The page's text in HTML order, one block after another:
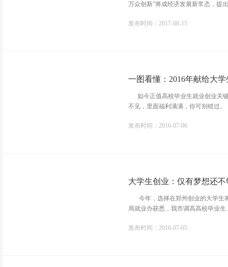
万众创新”将成经济发展新常态，提
发布时间：2017-08-15
一图看懂：2016年献给大
如今正值高校毕业生就业创业关
不见，里面福利满满，你可别错过。
发布时间：2016-07-06
大学生创业：仅有梦想还不
今年，选择在郑州创业的大学生
局就业办获悉，我市调高高校毕业生
发布时间：2016-07-05